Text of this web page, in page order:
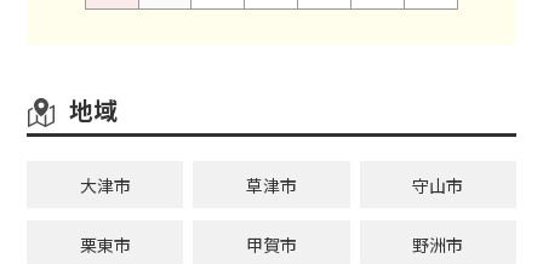
地域
大津市 草津市 守山市
栗東市 甲賀市 野洲市